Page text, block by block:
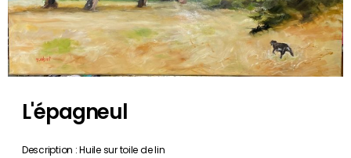
L'épagneul
Description : Huile sur toile de lin